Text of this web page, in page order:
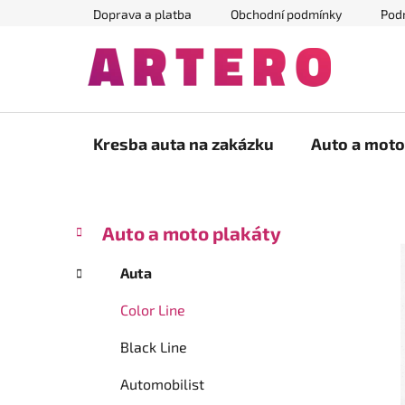
Doprava a platba Obchodní podmínky
Kresba auta na zakázku Auto a
P
s
kategorie
a
e
Auto a moto plakáty
Auta
Color Line
Black Line
Automobilist